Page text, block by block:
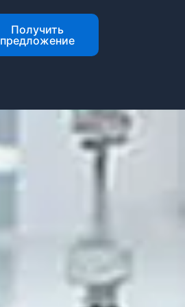
Получить
предложение